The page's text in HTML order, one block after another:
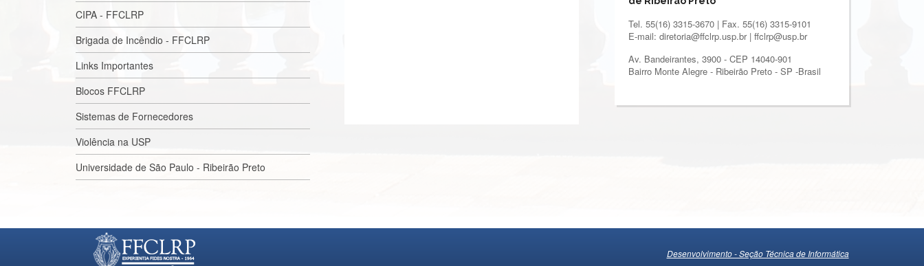
CIPA - FFCLRP
Brigada de Incêndio - FFCLRP
Links Importantes
Blocos FFCLRP
Sistemas de Fornecedores
Violência na USP
Universidade de São Paulo - Ribeirão Preto
Tel. 55(16) 3315-3670 | Fax. 55(16) 3315-9101
E-mail: diretoria@ffclrp.usp.br | ffclrp@usp.br
Av. Bandeirantes, 3900 - CEP 14040-901
Bairro Monte Alegre - Ribeirão Preto - SP -Brasil
Desenvolvimento - Seção Técnica de Informática